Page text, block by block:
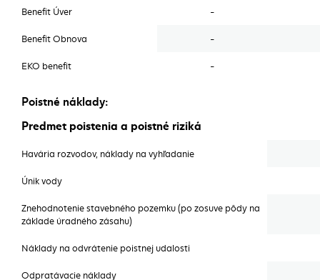
Benefit Úver -
Benefit Obnova -
EKO benefit -
Poistné náklady:
Predmet poistenia a poistné riziká
Havária rozvodov, náklady na vyhľadanie
Únik vody
Znehodnotenie stavebného pozemku (po zosuve pôdy na
základe úradného zásahu)
Náklady na odvrátenie poistnej udalosti
Odpratávacie náklady